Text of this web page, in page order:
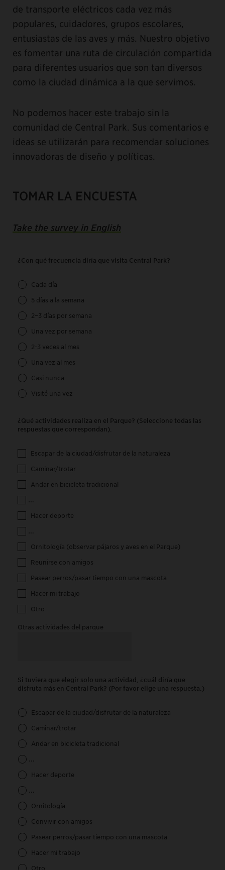
de transporte eléctricos cada vez más
populares, cuidadores, grupos escolares,
entusiastas de las aves y más. Nuestro objetivo
es fomentar una ruta de circulación compartida
para diferentes usuarios que son tan diversos
como la ciudad dinámica a la que servimos.
No podemos hacer este trabajo sin la
comunidad de Central Park. Sus comentarios e
ideas se utilizarán para recomendar soluciones
innovadoras de diseño y políticas.
TOMAR LA ENCUESTA
Take the survey in English
¿Con qué frecuencia diría que visita Central Park?
Cada día
5 días a la semana
2–3 días por semana
Una vez por semana
2-3 veces al mes
Una vez al mes
Casi nunca
Visité una vez
¿Qué actividades realiza en el Parque? (Seleccione todas las
respuestas que correspondan).
Escapar de la ciudad/disfrutar de la naturaleza
Caminar/trotar
Andar en bicicleta tradicional
Andar en bicicleta eléctrica, patineta eléctrica u otro dispositivo
Hacer deporte
Ir al parque de juegos/participar en otras actividades para niños
Ornitología (observar pájaros y aves en el Parque)
Reunirse con amigos
Pasear perros/pasar tiempo con una mascota
Hacer mi trabajo
Otro
Otras actividades del parque
Si tuviera que elegir solo una actividad, ¿cuál diría que
disfruta más en Central Park? (Por favor elige una respuesta.)
Escapar de la ciudad/disfrutar de la naturaleza
Caminar/trotar
Andar en bicicleta tradicional
Andar en bicicleta eléctrica, patineta eléctrica u otro
Hacer deporte
Ir al patio de recreo/participar en otras actividades para niños
Ornitología
Convivir con amigos
Pasear perros/pasar tiempo con una mascota
Hacer mi trabajo
Otro